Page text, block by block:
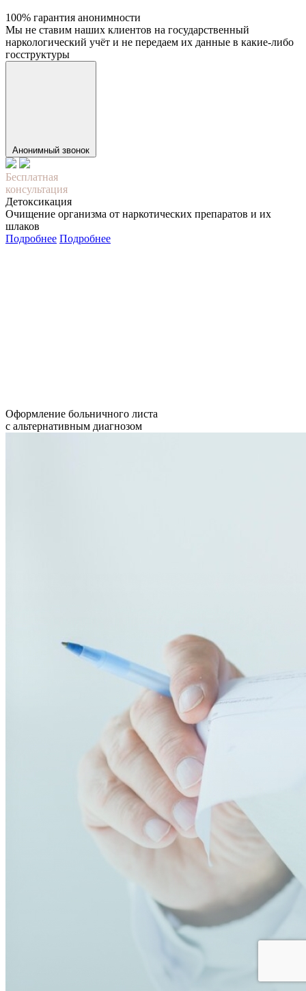
100% гарантия анонимности
Мы не ставим наших клиентов на государственный
наркологический учёт и не передаем их данные в какие-либо
госструктуры
Анонимный звонок
Бесплатная
консультация
Детоксикация
Очищение организма от наркотических препаратов и их
шлаков
Подробнее Подробнее
Оформление больничного листа
с альтернативным диагнозом